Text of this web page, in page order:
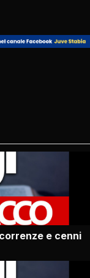
e cenni